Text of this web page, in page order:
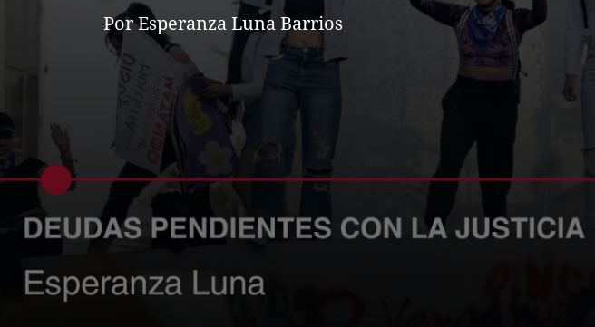
Por Esperanza Luna Barrios